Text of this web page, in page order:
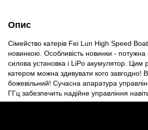
Опис
Сімейство катерів Fei Lun High Speed
новинкою. Особливість новинки - потужна
силова установка і LiPo акумулятор. Цим
катером можна здивувати кого завгодно!
божевільний! Сучасна апаратура
ГГц забезпечить надійне управління